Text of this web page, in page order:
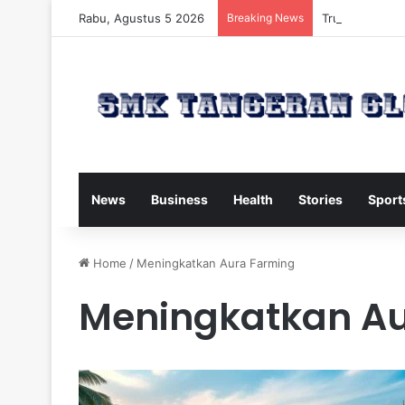
Rabu, Agustus 5 2026 Breaking News Trump Kirim
News Business Health Stories
Home / Meningkatkan Aura Farming
Meningkatkan